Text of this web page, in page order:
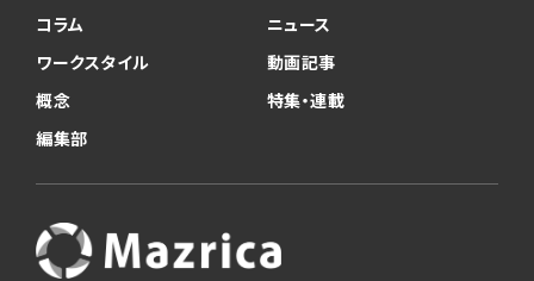
コラム
ニュース
ワークスタイル
動画記事
概念
特集・連載
編集部